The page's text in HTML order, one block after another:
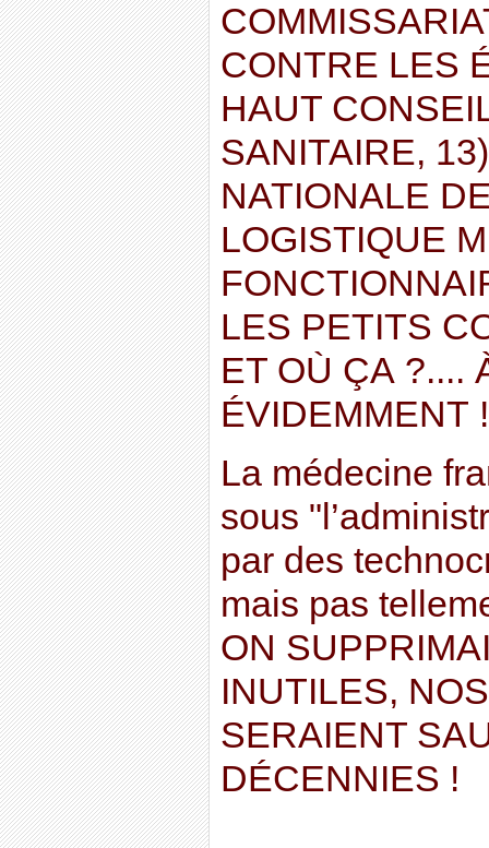
CONTRE LES
HAUT
SANITAIRE,
NATIONALE
LOGISTIQUE
LES PETITS
ET OÙ ÇA ?....
ÉVIDEMMENT !
La médecine
sous
par des
mais pas
ON
INUTILES,
SERAIENT
DÉCENNIES !